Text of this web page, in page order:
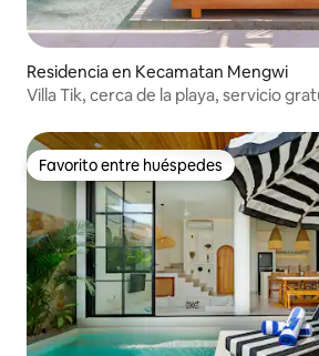
Residencia en Kecamatan Mengwi
Villa Tik, cerca de la playa, servicio
Favorito entre huéspedes
Favorito entre huéspedes